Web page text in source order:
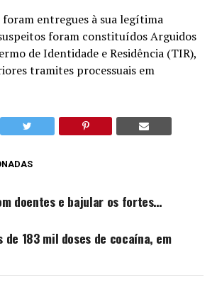
entregues à sua legítima
foram constituídos Arguidos
de Identidade e Residência (TIR),
tramites processuais em
doentes e bajular os fortes…
de 183 mil doses de cocaína, em